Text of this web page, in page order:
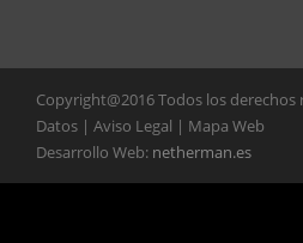
Copyright@2016 Todos los
Datos | Aviso Legal | Mapa Web
Desarrollo Web: netherman.es